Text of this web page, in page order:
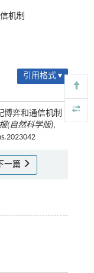
机制
引用格式 ▾
博弈和通信机制
(自然科学版),
下一篇